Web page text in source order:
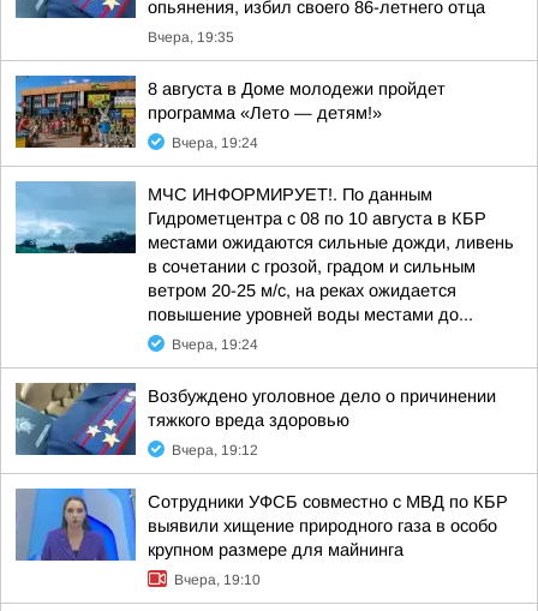
опьянения, избил своего 86-летнего отца
Вчера, 19:35
8 августа в Доме молодежи пройдет
программа «Лето — детям!»
Вчера, 19:24
МЧС ИНФОРМИРУЕТ!. По данным
Гидрометцентра с 08 по 10 августа в КБР
местами ожидаются сильные дожди, ливень
в сочетании с грозой, градом и сильным
ветром 20-25 м/с, на реках ожидается
повышение уровней воды местами до...
Вчера, 19:24
Возбуждено уголовное дело о причинении
тяжкого вреда здоровью
Вчера, 19:12
Сотрудники УФСБ совместно с МВД по КБР
выявили хищение природного газа в особо
крупном размере для майнинга
Вчера, 19:10